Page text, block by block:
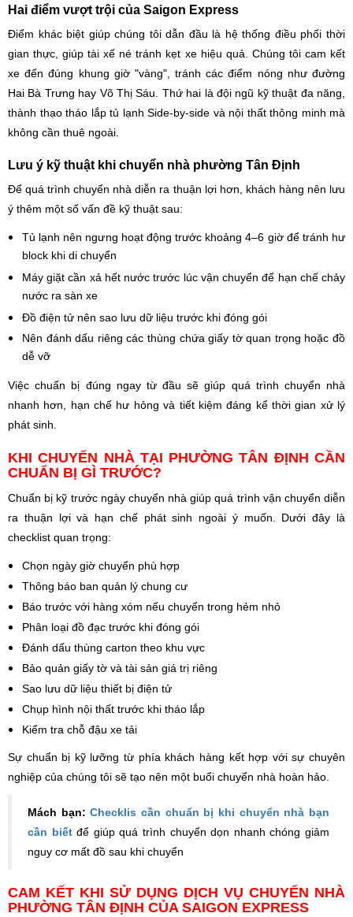
Hai điểm vượt trội của Saigon Express
Điểm khác biệt giúp chúng tôi dẫn đầu là hệ thống điều phối thời
gian thực, giúp tài xế né tránh kẹt xe hiệu quả. Chúng tôi cam kết
xe đến đúng khung giờ "vàng", tránh các điểm nóng như đường
Hai Bà Trưng hay Võ Thị Sáu. Thứ hai là đội ngũ kỹ thuật đa năng,
thành thạo tháo lắp tủ lạnh Side-by-side và nội thất thông minh mà
không cần thuê ngoài.
Lưu ý kỹ thuật khi chuyển nhà phường Tân Định
Để quá trình chuyển nhà diễn ra thuận lợi hơn, khách hàng nên lưu
ý thêm một số vấn đề kỹ thuật sau:
Tủ lạnh nên ngưng hoạt động trước khoảng 4–6 giờ để tránh hư
block khi di chuyển
Máy giặt cần xả hết nước trước lúc vận chuyển để hạn chế chảy
nước ra sàn xe
Đồ điện tử nên sao lưu dữ liệu trước khi đóng gói
Nên đánh dấu riêng các thùng chứa giấy tờ quan trọng hoặc đồ
dễ vỡ
Việc chuẩn bị đúng ngay từ đầu sẽ giúp quá trình chuyển nhà
nhanh hơn, hạn chế hư hỏng và tiết kiệm đáng kể thời gian xử lý
phát sinh.
KHI CHUYỂN NHÀ TẠI PHƯỜNG TÂN ĐỊNH CẦN
CHUẨN BỊ GÌ TRƯỚC?
Chuẩn bị kỹ trước ngày chuyển nhà giúp quá trình vận chuyển diễn
ra thuận lợi và hạn chế phát sinh ngoài ý muốn. Dưới đây là
checklist quan trọng:
Chọn ngày giờ chuyển phù hợp
Thông báo ban quản lý chung cư
Báo trước với hàng xóm nếu chuyển trong hẻm nhỏ
Phân loại đồ đạc trước khi đóng gói
Đánh dấu thùng carton theo khu vực
Bảo quản giấy tờ và tài sản giá trị riêng
Sao lưu dữ liệu thiết bị điện tử
Chụp hình nội thất trước khi tháo lắp
Kiểm tra chỗ đậu xe tải
Sự chuẩn bị kỹ lưỡng từ phía khách hàng kết hợp với sự chuyên
nghiệp của chúng tôi sẽ tạo nên một buổi chuyển nhà hoàn hảo.
Mách bạn:Checklis cần chuẩn bị khi chuyển nhà bạn
cần biết để giúp quá trình chuyển dọn nhanh chóng giảm
nguy cơ mất đồ sau khi chuyển
CAM KẾT KHI SỬ DỤNG DỊCH VỤ CHUYỂN NHÀ
PHƯỜNG TÂN ĐỊNH CỦA SAIGON EXPRESS